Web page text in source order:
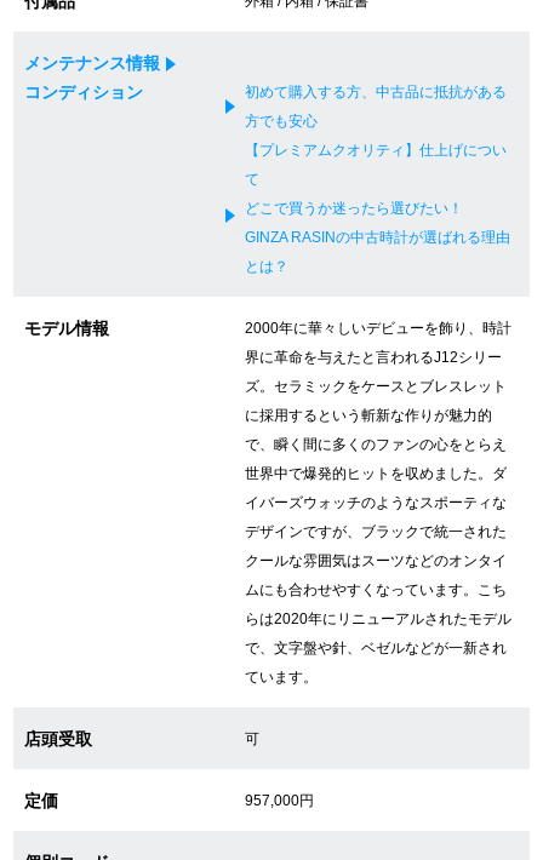
受賞歴
店舗情報
大阪心斎橋店
GINZA RASIN公式ブログ
買取ブログ
SNS・動画
メンテナンス情報
コンディション
初めて購入する方、中古品に抵抗がある
方でも安心
【プレミアムクオリティ】仕上げについ
て
どこで買うか迷ったら選びたい！
GINZA RASINの中古時計が選ばれる理由
とは？
モデル情報
2000年に華々しいデビューを飾り、時計
界に革命を与えたと言われるJ12シリー
ズ。セラミックをケースとブレスレット
に採用するという斬新な作りが魅力的
で、瞬く間に多くのファンの心をとらえ
世界中で爆発的ヒットを収めました。ダ
イバーズウォッチのようなスポーティな
デザインですが、ブラックで統一された
クールな雰囲気はスーツなどのオンタイ
ムにも合わせやすくなっています。こち
らは2020年にリニューアルされたモデル
で、文字盤や針、ベゼルなどが一新され
ています。
店頭受取 可
定価 957,000円